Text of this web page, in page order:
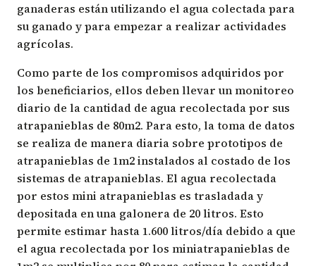
ganaderas están utilizando el agua colectada para
su ganado y para empezar a realizar actividades
agrícolas.
Como parte de los compromisos adquiridos por
los beneficiarios, ellos deben llevar un monitoreo
diario de la cantidad de agua recolectada por sus
atrapanieblas de 80m2. Para esto, la toma de datos
se realiza de manera diaria sobre prototipos de
atrapanieblas de 1m2 instalados al costado de los
sistemas de atrapanieblas. El agua recolectada
por estos mini atrapanieblas es trasladada y
depositada en una galonera de 20 litros. Esto
permite estimar hasta 1.600 litros/día debido a que
el agua recolectada por los miniatrapanieblas de